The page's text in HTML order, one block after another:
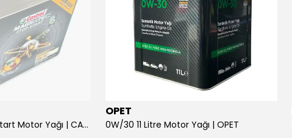
0W/30 10.5L Stop/Start Motor Yağı | CASTROL
OPET
0W/30 11 Litre Motor Yağı | OPET